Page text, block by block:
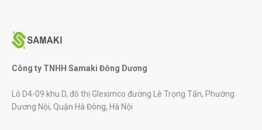
Công ty TNHH Samaki Đông Dương
Lô D4-09 khu D, đô thị Gleximco đường Lê Trọng Tấn, Phường
Dương Nội, Quận Hà Đông, Hà Nội